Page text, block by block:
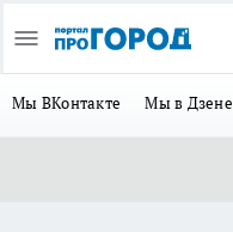
Мы ВКонтакте Мы в Дзене